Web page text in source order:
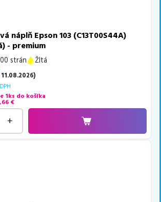
náplň Epson 103 (C13T00S44A)
- premium
strán
Žltá
11.08.2026)
1ks do košíka
€
+